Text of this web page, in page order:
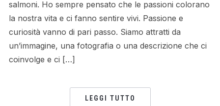
salmoni. Ho sempre pensato che le passioni colorano
la nostra vita e ci fanno sentire vivi. Passione e
curiosità vanno di pari passo. Siamo attratti da
un’immagine, una fotografia o una descrizione che ci
coinvolge e ci […]
LEGGI TUTTO